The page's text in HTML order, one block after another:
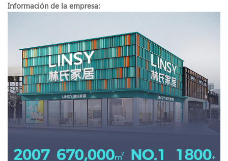
Información de la empresa: